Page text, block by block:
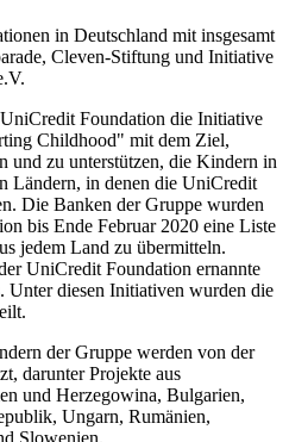
in Deutschland mit insgesamt
Cleven-Stiftung und Initiative
Foundation die Initiative
Childhood" mit dem Ziel,
und zu unterstützen, die Kindern in
Ländern, in denen die UniCredit
Die Banken der Gruppe wurden
bis Ende Februar 2020 eine Liste
jedem Land zu übermitteln.
UniCredit Foundation ernannte
Unter diesen Initiativen wurden die
der Gruppe werden von der
darunter Projekte aus
und Herzegowina, Bulgarien,
Ungarn, Rumänien,
Slowenien.